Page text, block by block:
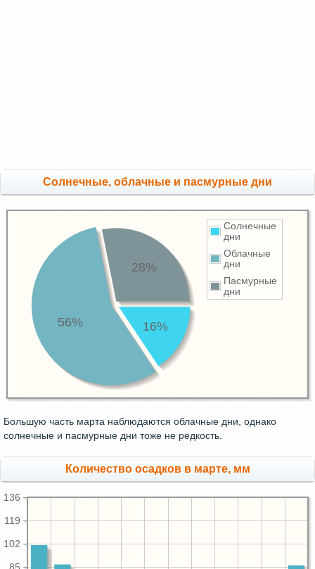
Cолнечные, облачные и пасмурные дни
Солнечные
дни
Облачные
дни
Пасмурные
дни
16%
56%
28%
Большую часть марта наблюдаются облачные дни, однако
солнечные и пасмурные дни тоже не редкость.
Количество осадков в марте, мм
102
119
136